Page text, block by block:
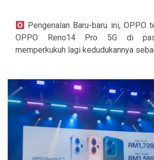
Pengenalan Baru-baru ini, OPPO
OPPO Reno14 Pro 5G di
memperkukuh lagi kedudukannya